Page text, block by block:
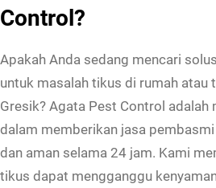
Control?
Apakah Anda sedang mencari
untuk masalah tikus di rumah atau
Gresik? Agata Pest Control adalah
dalam memberikan jasa
dan aman selama 24 jam. Kami
tikus dapat mengganggu